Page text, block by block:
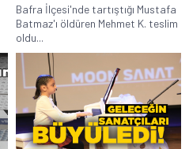
Bafra İlçesi'nde tartıştığı Mustafa
Batmaz'ı öldüren Mehmet K. teslim
oldu...